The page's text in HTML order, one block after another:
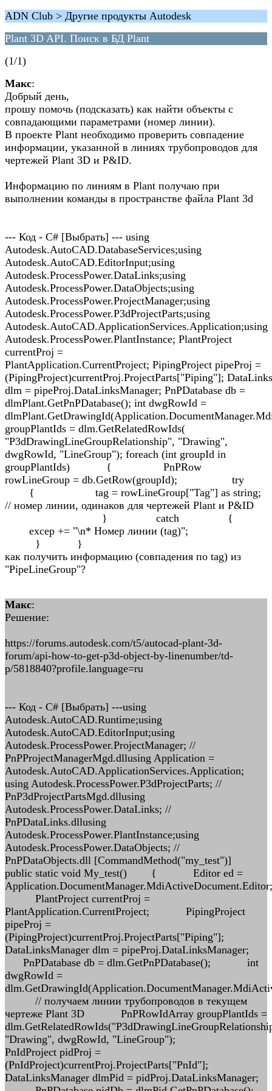
ADN Club > Другие продукты Autodesk
Plant 3D API. Поиск в БД Plant
(1/1)
Макс:
Добрый день,
прошу помочь (подсказать) как найти объекты с
совпадающими параметрами (номер линии).
В проекте Plant необходимо проверить совпадение
информации, указанной в линиях трубопроводов для
чертежей Plant 3D и P&ID.
Информацию по линиям в Plant получаю при
выполнении команды в пространстве файла Plant 3d
--- Код - C# [Выбрать] --- using
Autodesk.AutoCAD.DatabaseServices;using
Autodesk.AutoCAD.EditorInput;using
Autodesk.ProcessPower.DataLinks;using
Autodesk.ProcessPower.DataObjects;using
Autodesk.ProcessPower.ProjectManager;using
Autodesk.ProcessPower.P3dProjectParts;using
Autodesk.AutoCAD.ApplicationServices.Application;using
Autodesk.ProcessPower.PlantInstance; PlantProject
currentProj =
PlantApplication.CurrentProject; PipingProject pipeProj =
(PipingProject)currentProj.ProjectParts["Piping"];
dlm = pipeProj.DataLinksManager; PnPDatabase db =
dlmPlant.GetPnPDatabase(); int dwgRowId =
groupPlantIds = dlm.GetRelatedRowIds(
"P3dDrawingLineGroupRelationship", "Drawing",
dwgRowId, "LineGroup"); foreach (int groupId in
groupPlantIds) { PnPRow
rowLineGroup = db.GetRow(groupId); try
{ tag = rowLineGroup["Tag"] as string;
// номер линии, одинаков для чертежей Plant и P&ID
} catch {
excep += "\n* Номер линии (tag)";
} }
как получить информацию (совпадения по tag) из
"PipeLineGroup"?
Макс:
Решение:
https://forums.autodesk.com/t5/autocad-plant-3d-
forum/api-how-to-get-p3d-object-by-linenumber/td-
p/5818840?profile.language=ru
--- Код - C# [Выбрать] ---using
Autodesk.AutoCAD.Runtime;using
Autodesk.AutoCAD.EditorInput;using
Autodesk.ProcessPower.ProjectManager; //
PnPProjectManagerMgd.dllusing Application =
Autodesk.AutoCAD.ApplicationServices.Application;
using Autodesk.ProcessPower.P3dProjectParts; //
PnP3dProjectPartsMgd.dllusing
Autodesk.ProcessPower.DataLinks; //
PnPDataLinks.dllusing
Autodesk.ProcessPower.PlantInstance;using
Autodesk.ProcessPower.DataObjects; //
PnPDataObjects.dll [CommandMethod("my_test")]
public static void My_test() { Editor ed =
PlantProject currentProj =
PlantApplication.CurrentProject; PipingProject
pipeProj =
(PipingProject)currentProj.ProjectParts["Piping"];
DataLinksManager dlm = pipeProj.DataLinksManager;
PnPDatabase db = dlm.GetPnPDatabase(); int
dwgRowId =
// получаем линии трубопроводов в текущем
чертеже Plant 3D PnPRowIdArray groupPlantIds =
"Drawing", dwgRowId, "LineGroup");
PnIdProject pidProj =
(PnIdProject)currentProj.ProjectParts["PnId"];
DataLinksManager dlmPid = pidProj.DataLinksManager;